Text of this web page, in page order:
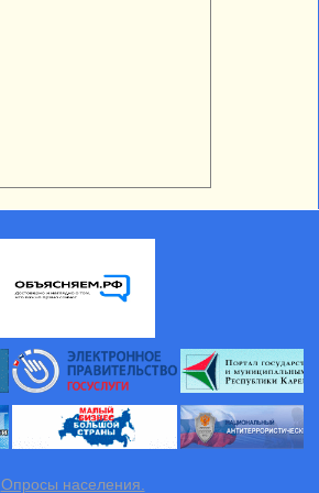
Опросы населения.